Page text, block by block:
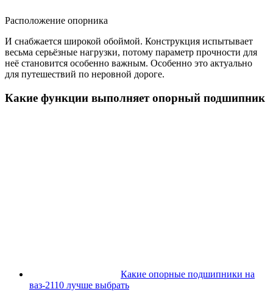
Расположение опорника
И снабжается широкой обоймой. Конструкция испытывает
весьма серьёзные нагрузки, потому параметр прочности для
неё становится особенно важным. Особенно это актуально
для путешествий по неровной дороге.
Какие функции выполняет опорный подшипник
Какие опорные подшипники на
ваз-2110 лучше выбрать